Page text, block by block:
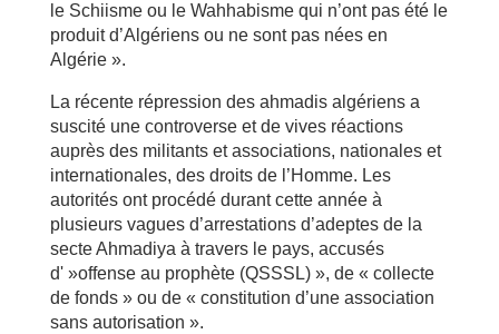
le Schiisme ou le Wahhabisme qui n’ont pas été le
produit d’Algériens ou ne sont pas nées en
Algérie ».
La récente répression des ahmadis algériens a
suscité une controverse et de vives réactions
auprès des militants et associations, nationales et
internationales, des droits de l’Homme. Les
autorités ont procédé durant cette année à
plusieurs vagues d’arrestations d’adeptes de la
secte Ahmadiya à travers le pays, accusés
d' »offense au prophète (QSSSL) », de « collecte
de fonds » ou de « constitution d’une association
sans autorisation ».